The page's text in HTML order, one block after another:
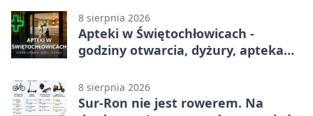
8 sierpnia 2026
Apteki w Świętochłowicach -
godziny otwarcia, dyżury, apteka
8 sierpnia 2026
Sur-Ron nie jest rowerem. Na